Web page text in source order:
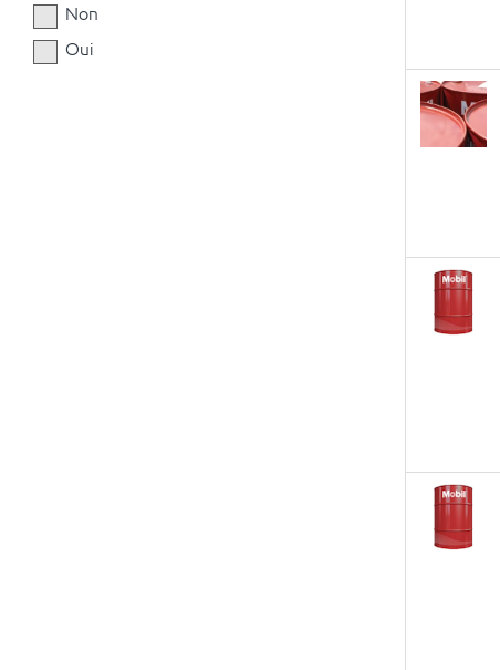
Non
Oui